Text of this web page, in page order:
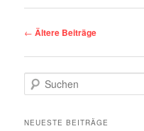
Beitragsnavigation
← Ältere Beiträge
u
h
NEUESTE BEITRÄGE